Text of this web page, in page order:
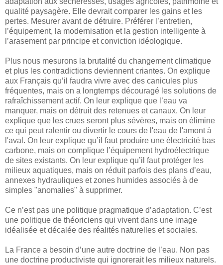
qualité paysagère. Elle devrait comparer les gains et les
pertes. Mesurer avant de détruire. Préférer l’entretien,
l’équipement, la modernisation et la gestion intelligente à
l’arasement par principe et conviction idéologique.
Plus nous mesurons la brutalité du changement climatique
et plus les contradictions deviennent criantes. On explique
aux Français qu’il faudra vivre avec des canicules plus
fréquentes, mais on a longtemps découragé les solutions de
rafraîchissement actif. On leur explique que l’eau va
manquer, mais on détruit des retenues et canaux. On leur
explique que les crues seront plus sévères, mais on élimine
ce qui peut ralentir ou divertir le cours de l'eau de l'amont à
l'aval. On leur explique qu’il faut produire une électricité bas
carbone, mais on complique l’équipement hydroélectrique
de sites existants. On leur explique qu’il faut protéger les
milieux aquatiques, mais on réduit parfois des plans d’eau,
annexes hydrauliques et zones humides associés à de
simples "anomalies" à supprimer.
Ce n’est pas une politique pragmatique d’adaptation. C’est
une politique de théoriciens qui vivent dans une image
idéalisée et décalée des réalités naturelles et sociales.
La France a besoin d’une autre doctrine de l’eau. Non pas
une doctrine productiviste qui ignorerait les milieux naturels.